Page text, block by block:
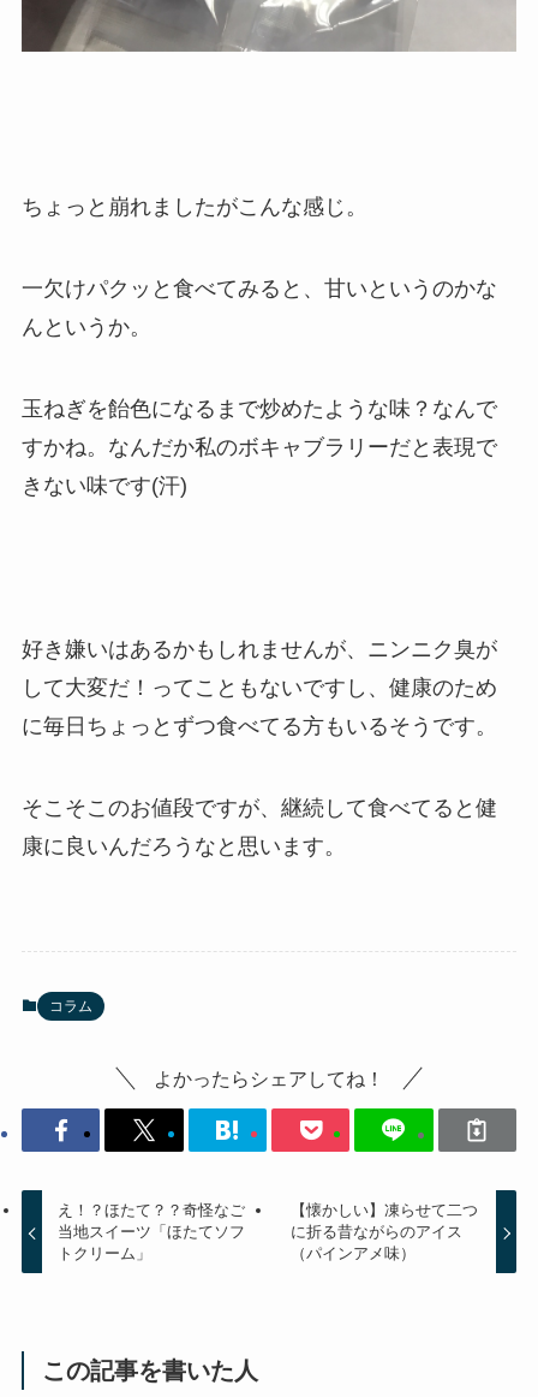
ちょっと崩れましたがこんな感じ。
一欠けパクッと食べてみると、甘いというのかな
んというか。
玉ねぎを飴色になるまで炒めたような味？なんで
すかね。なんだか私のボキャブラリーだと表現で
きない味です(汗)
好き嫌いはあるかもしれませんが、ニンニク臭が
して大変だ！ってこともないですし、健康のため
に毎日ちょっとずつ食べてる方もいるそうです。
そこそこのお値段ですが、継続して食べてると健
康に良いんだろうなと思います。
コラム
よかったらシェアしてね！
え！？ほたて？？奇怪なご
当地スイーツ「ほたてソフ
トクリーム」
【懐かしい】凍らせて二つ
に折る昔ながらのアイス
（パインアメ味）
この記事を書いた人